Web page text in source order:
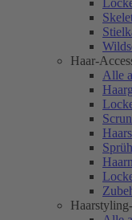
Haar-
Alle